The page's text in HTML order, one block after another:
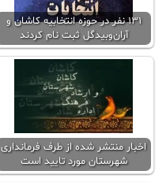
۱۳۱ نفر در حوزه انتخابیه کاشان و
آران‌و‌بیدگل ثبت نام کردند
اخبار منتشر شده از طرف فرمانداری
شهرستان مورد تایید است